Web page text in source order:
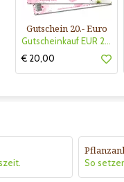
Gutschein 20.- Euro
Gutscheinkauf EUR 20.-
€ 20,00
So